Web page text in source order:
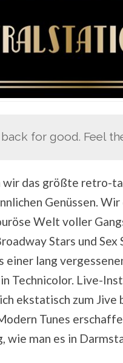
back for good. Feel
das größte retro-
Genüssen.
Welt voller
Stars und Sex
einer lang
Technicolor. Live-
ekstatisch zum
Tunes
wie man es in